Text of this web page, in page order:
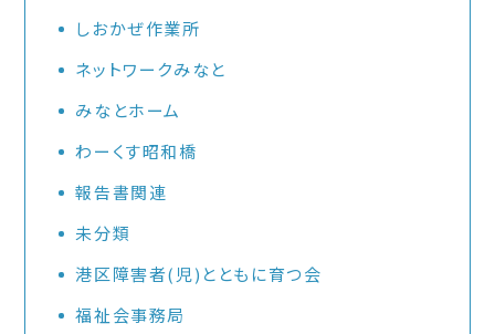
しおかぜ作業所
ネットワークみなと
みなとホーム
わーくす昭和橋
報告書関連
未分類
港区障害者(児)とともに育つ会
福祉会事務局